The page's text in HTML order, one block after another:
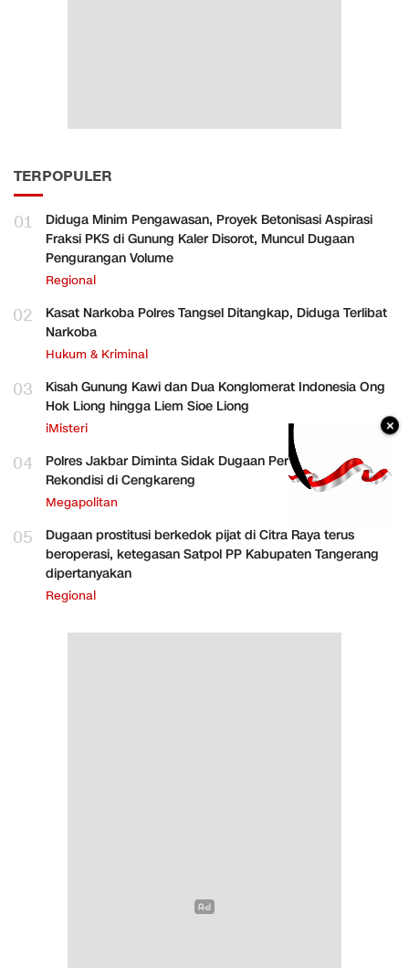
TERPOPULER
01
Diduga Minim Pengawasan, Proyek Betonisasi Aspirasi
Fraksi PKS di Gunung Kaler Disorot, Muncul Dugaan
Pengurangan Volume
Regional
02
Kasat Narkoba Polres Tangsel Ditangkap, Diduga Terlibat
Narkoba
Hukum & Kriminal
03
Kisah Gunung Kawi dan Dua Konglomerat Indonesia Ong
Hok Liong hingga Liem Sioe Liong
iMisteri
04
Polres Jakbar Diminta Sidak Dugaan Perakitan HP
Rekondisi di Cengkareng
Megapolitan
05
Dugaan prostitusi berkedok pijat di Citra Raya terus
beroperasi, ketegasan Satpol PP Kabupaten Tangerang
dipertanyakan
Regional
×